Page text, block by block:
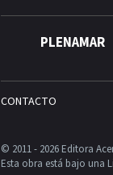
PLENAMAR
CONTACTO
© 2011 - 2026 Editora
Esta obra está bajo una